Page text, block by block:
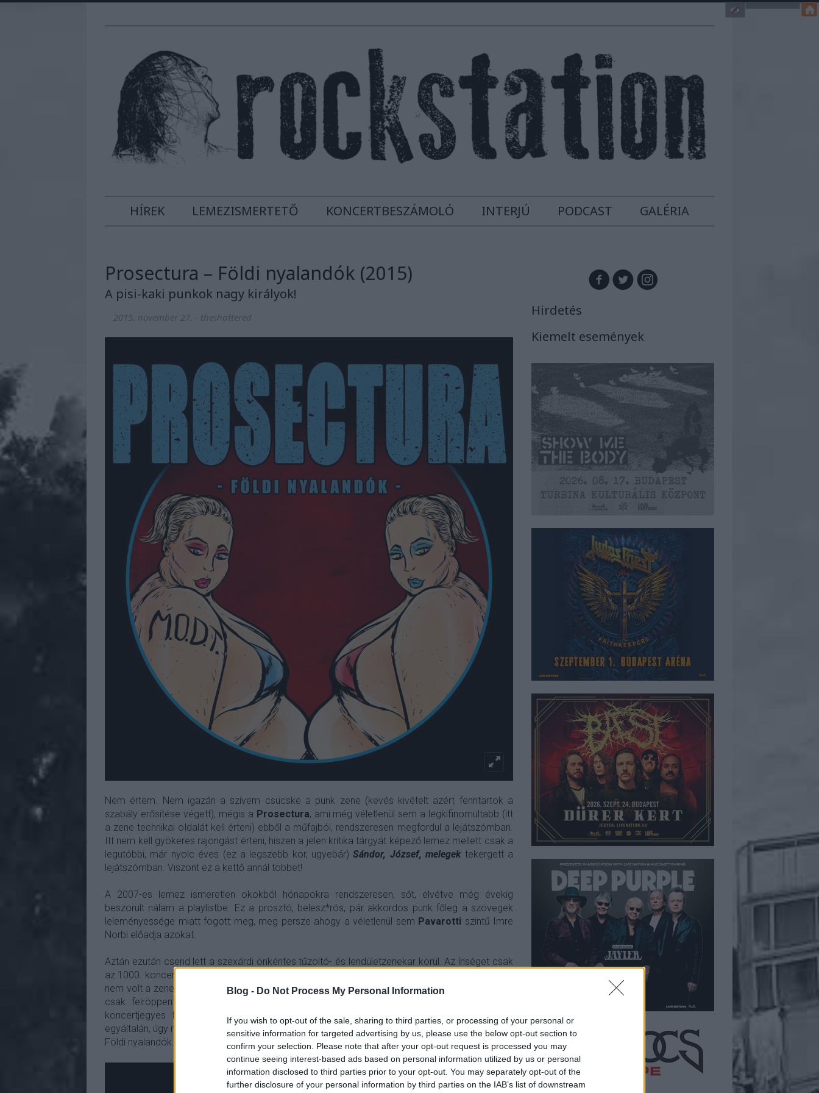
Blog - Do Not Process My Personal Information
If you wish to opt-out of the sale, sharing to third parties, or processing of your personal or
sensitive information for targeted advertising by us, please use the below opt-out section to
confirm your selection. Please note that after your opt-out request is processed you may
continue seeing interest-based ads based on personal information utilized by us or personal
information disclosed to third parties prior to your opt-out. You may separately opt-out of the
further disclosure of your personal information by third parties on the IAB’s list of downstream
HÍREK LEMEZISMERTETŐ KONCERTBESZÁMOLÓ INTERJÚ PODCAST GALÉRIA
Prosectura – Földi nyalandók (2015)
A pisi-kaki punkok nagy királyok!
2015. november 27. - theshattered
Nem értem. Nem igazán a szívem csücske a punk zene (kevés kivételt azért fenntartok a
szabály erősítése végett), mégis a Prosectura, ami még véletlenül sem a legkifinomultabb (itt
a zene technikai oldalát kell érteni) ebből a műfajból, rendszeresen megfordul a lejátszómban.
Itt nem kell gyökeres rajongást érteni, hiszen a jelen kritika tárgyát képező lemez mellett csak a
legutóbbi, már nyolc éves (ez a legszebb kor, ugyebár)Sándor, József, melegektekergett a
lejátszómban. Viszont ez a kettő annál többet!
A 2007-es lemez ismeretlen okokból hónapokra rendszeresen, sőt, elvétve még évekig
beszorult nálam a playlistbe. Ez a prosztó, belesz*rós, pár akkordos punk főleg a szövegek
leleményessége miatt fogott meg, meg persze ahogy a véletlenül sem Pavarotti szintű Imre
Norbi előadja azokat.
Aztán ezután csend lett a szexárdi önkéntes tűzoltó- és lendületzenekar körül. Az ínséget csak
az 1000. koncert DVD-je (és hozzácsapva a
nem volt a zenekar körül (nem mintha egyébként olyan hatalmas lenne bármikor is). Végül idén
csak felröppent a hír nagy nehezen, hogy egyfajta crowdfunding keretében CD-s, pólós,
koncertjegyes formában támogatni lehet a lemez felvételét. Ezt pont tőlük nem vártam
egyáltalán, úgy néz ki, bejött a dolog, mert itt van a legújabb termés, a megszokottan szép című
Földi nyalandók.
Hirdetés
Kiemelt események